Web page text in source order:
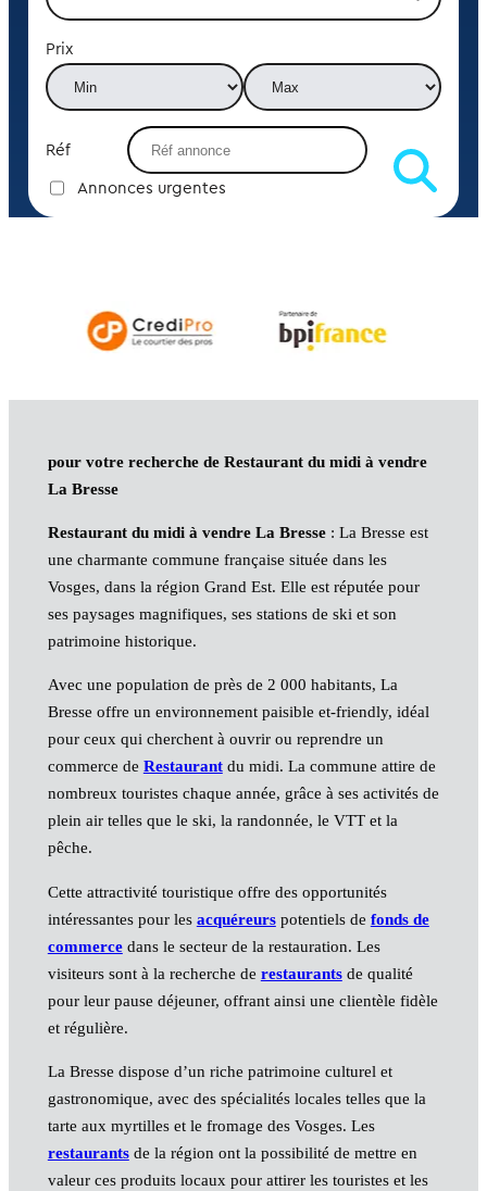
Prix
Réf
Annonces urgentes
pour votre recherche de Restaurant du midi à vendre
La Bresse
Restaurant du midi à vendre La Bresse: La Bresse est
une charmante commune française située dans les
Vosges, dans la région Grand Est. Elle est réputée pour
ses paysages magnifiques, ses stations de ski et son
patrimoine historique.
Avec une population de près de 2 000 habitants, La
Bresse offre un environnement paisible et-friendly, idéal
pour ceux qui cherchent à ouvrir ou reprendre un
commerce de Restaurantdu midi. La commune attire de
nombreux touristes chaque année, grâce à ses activités de
plein air telles que le ski, la randonnée, le VTT et la
pêche.
Cette attractivité touristique offre des opportunités
intéressantes pour les acquéreurspotentiels de fonds de
commercedans le secteur de la restauration. Les
visiteurs sont à la recherche de restaurantsde qualité
pour leur pause déjeuner, offrant ainsi une clientèle fidèle
et régulière.
La Bresse dispose d’un riche patrimoine culturel et
gastronomique, avec des spécialités locales telles que la
tarte aux myrtilles et le fromage des Vosges. Les
restaurantsde la région ont la possibilité de mettre en
valeur ces produits locaux pour attirer les touristes et les